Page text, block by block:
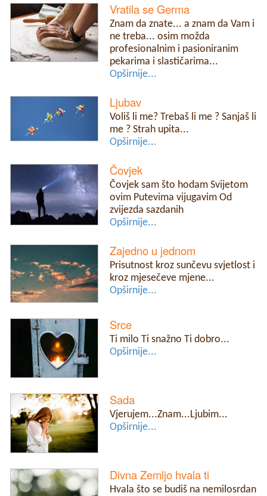
Vratila se Germa
Znam da znate... a znam da Vam i
ne treba... osim možda
profesionalnim i pasioniranim
pekarima i slastičarima...
Opširnije...
Ljubav
Voliš li me? Trebaš li me ? Sanjaš li
me ? Strah upita...
Opširnije...
Čovjek
Čovjek sam što hodam Svijetom
ovim Putevima vijugavim Od
zvijezda sazdanih
Opširnije...
Zajedno u jednom
Prisutnost kroz sunčevu svjetlost i
kroz mjesečeve mjene...
Opširnije...
Srce
Ti milo Ti snažno Ti dobro...
Opširnije...
Sada
Vjerujem...Znam...Ljubim...
Opširnije...
Divna Zemljo hvala ti
Hvala što se budiš na nemilosrdan